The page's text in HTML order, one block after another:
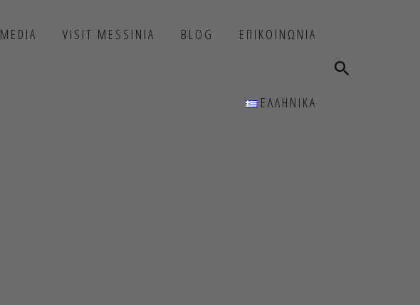
MEDIA VISIT MESSINIA BLOG ΕΠΙΚΟΙΝΩΝΙΑ
ΕΛΛΗΝΙΚΑ